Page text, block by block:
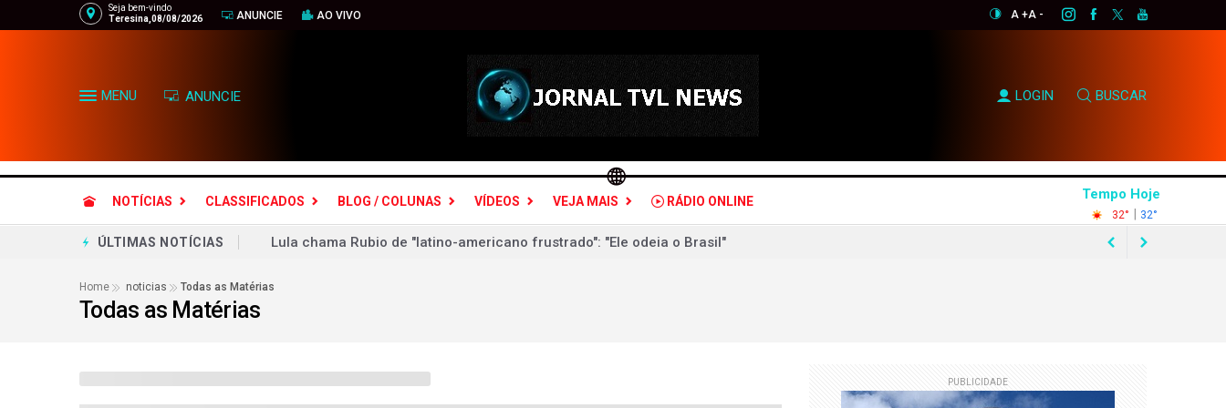
Seja bem-vindo
Teresina,08/08/2026
ANUNCIE AO VIVO A +A -
MENU ANUNCIE LOGIN BUSCAR
NOTÍCIAS CLASSIFICADOS BLOG / COLUNAS VÍDEOS VEJA MAIS RÁDIO ONLINE Tempo Hoje
32° | 32°
ÚLTIMAS NOTÍCIAS
RECEITA FEDERAL DEVERÁ ABRIR INVESTIGAÇÃO CONTRA NIKOLAS FERREIRA
Flávio Dino aciona PF após TCU encontrar irregularidades em R$ 198 milhões de emendas Pix
Home noticias Todas as Matérias
Todas as Matérias
PUBLICIDADE